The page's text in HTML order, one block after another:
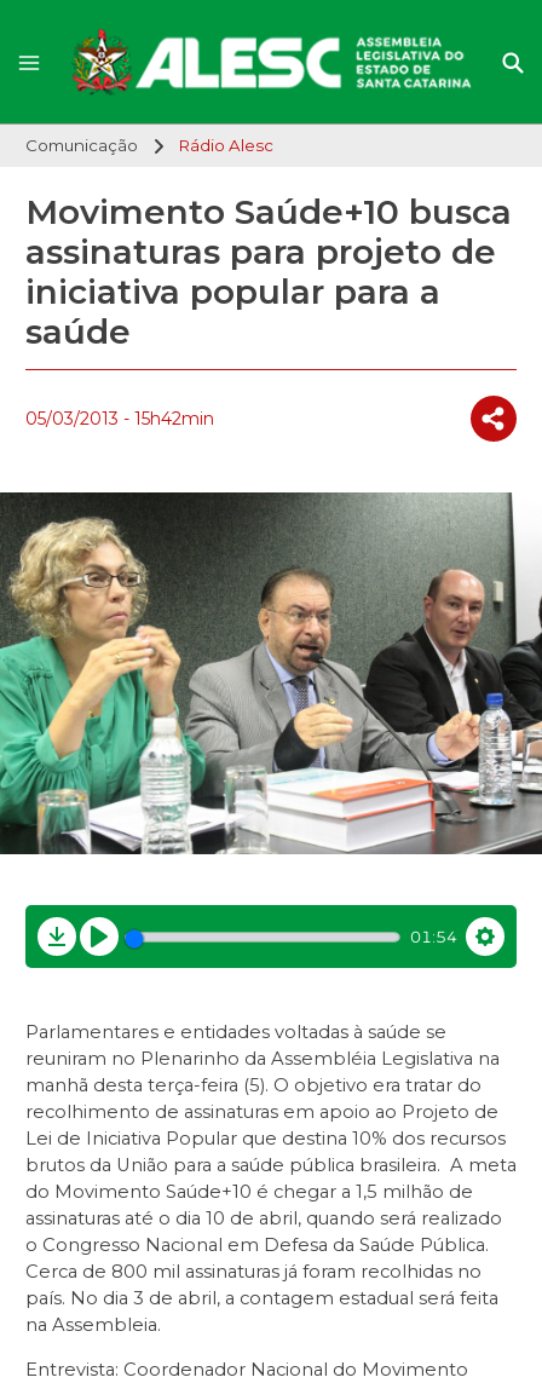
Comunicação Rádio Alesc
Movimento Saúde+10 busca
assinaturas para projeto de
iniciativa popular para a
saúde
05/03/2013 - 15h42min
Download
Play
01:54
Parlamentares e entidades voltadas à saúde se
reuniram no Plenarinho da Assembléia Legislativa na
manhã desta terça-feira (5). O objetivo era tratar do
recolhimento de assinaturas em apoio ao Projeto de
Lei de Iniciativa Popular que destina 10% dos recursos
brutos da União para a saúde pública brasileira. A meta
do Movimento Saúde+10 é chegar a 1,5 milhão de
assinaturas até o dia 10 de abril, quando será realizado
o Congresso Nacional em Defesa da Saúde Pública.
Cerca de 800 mil assinaturas já foram recolhidas no
país. No dia 3 de abril, a contagem estadual será feita
na Assembleia.
Entrevista: Coordenador Nacional do Movimento